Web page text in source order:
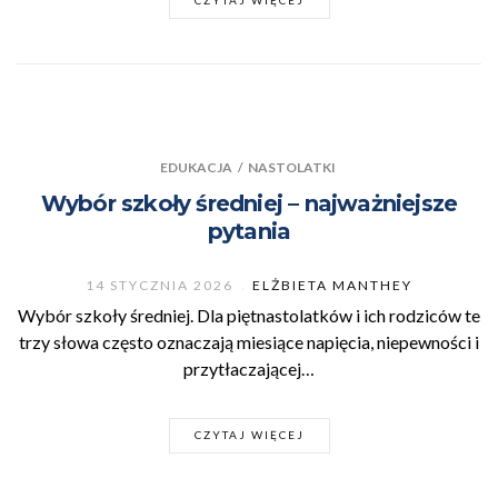
EDUKACJA / NASTOLATKI
Wybór szkoły średniej – najważniejsze
pytania
14 STYCZNIA 2026 ELŻBIETA MANTHEY
Wybór szkoły średniej. Dla piętnastolatków i ich rodziców te
trzy słowa często oznaczają miesiące napięcia, niepewności i
przytłaczającej…
CZYTAJ WIĘCEJ